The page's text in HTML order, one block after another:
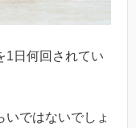
1日何回されてい
いではないでしょ